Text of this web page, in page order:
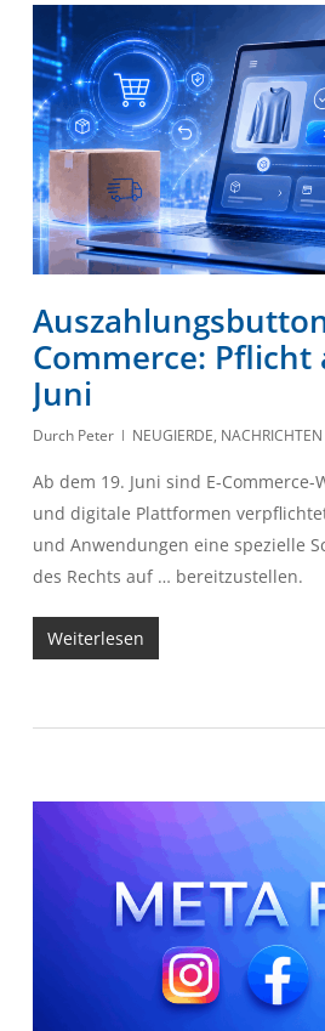
Commerce: Pflicht
Juni
Durch Peter NEUGIERDE, NACHRICHTEN
Ab dem 19. Juni sind E-
und digitale Plattformen
und Anwendungen eine spezielle
des Rechts auf … bereitzustellen.
Weiterlesen